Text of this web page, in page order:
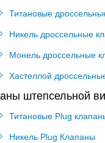
Титановые
Никель дроссельные
Монель дроссельные
Хастеллой
штепсельной
Титановые Plug
Никель Plug Клапаны